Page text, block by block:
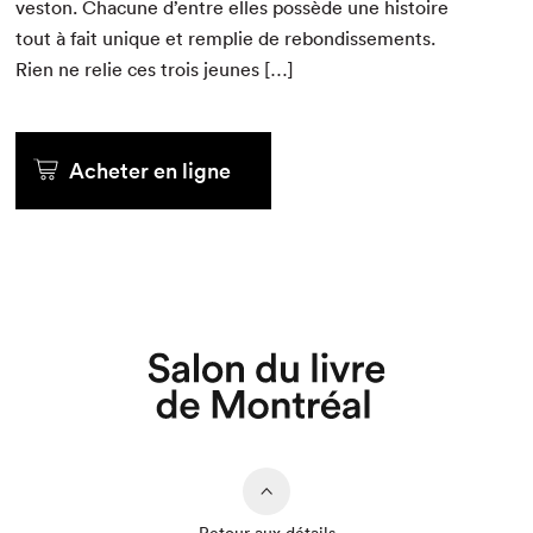
veston. Cha­cune d’entre elles pos­sède une his­toire
tout à fait unique et rem­plie de rebondisse­ments.
Rien ne relie ces trois jeunes […]
Acheter en ligne